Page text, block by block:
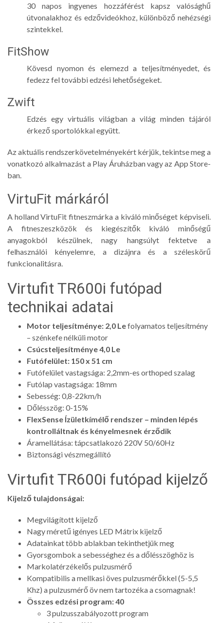
30 napos ingyenes hozzáférést kapsz valósághű
útvonalakhoz és edzővideókhoz, különböző nehézségi
szintekkel.
FitShow
Kövesd nyomon és elemezd a teljesítményedet, és
fedezz fel további edzési lehetőségeket.
Zwift
Edzés egy virtuális világban a világ minden tájáról
érkező sportolókkal együtt.
Az aktuális rendszerkövetelményekért kérjük, tekintse meg a
vonatkozó alkalmazást a Play Áruházban vagy az App Store-
ban.
VirtuFit márkáról
A holland VirtuFit fitneszmárka a kiváló minőséget képviseli.
A fitneszeszközök és kiegészítők kiváló minőségű
anyagokból készülnek, nagy hangsúlyt fektetve a
felhasználói kényelemre, a dizájnra és a széleskörű
funkcionalitásra.
Virtufit TR600i futópad
technikai adatai
Motor teljesítménye: 2,0 Lefolyamatos teljesítmény
– szénkefe nélküli motor
Csúcsteljesítménye 4,0 Le
Futófelület: 150 x 51 cm
Futófelület vastagsága: 2,2mm-es orthoped szalag
Futólap vastagsága: 18mm
Sebesség: 0,8-22km/h
Dőlésszög: 0-15%
FlexSense Ízületkímélő rendszer – minden lépés
kontrolláltnak és kényelmesnek érződik
Áramellátása: tápcsatlakozó 220V 50/60Hz
Biztonsági vészmegállító
Virtufit TR600i futópad kijelző
Kijelző tulajdonságai:
Megvilágított kijelző
Nagy méretű igényes LED Mátrix kijelző
Adatainkat több ablakban tekinthetjük meg
Gyorsgombok a sebességhez és a dőlésszöghöz is
Markolatérzékelős pulzusmérő
Kompatibilis a mellkasi öves pulzusmérőkkel (5-5,5
Khz) a pulzusmérő öv nem tartozéka a csomagnak!
Összes edzési program: 40
3 pulzusszabályozott program